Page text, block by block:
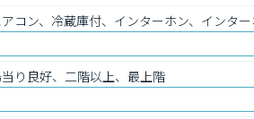
コン、冷蔵庫付、インターホン、インタ
り良好、二階以上、最上階